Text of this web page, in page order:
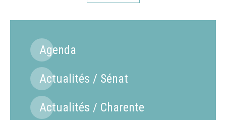
Agenda
Actualités / Sénat
Actualités / Charente